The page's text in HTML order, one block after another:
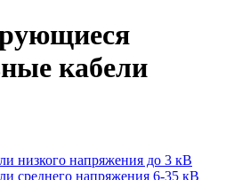
кабели
низкого напряжения до 3 кВ
среднего напряжения 6-35 кВ